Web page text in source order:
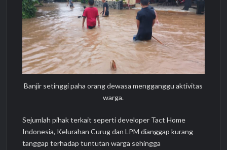
Banjir setinggi paha orang dewasa mengganggu aktivitas
warga.
Sejumlah pihak terkait seperti developer Tact Home
Indonesia, Kelurahan Curug dan LPM dianggap kurang
tanggap terhadap tuntutan warga sehingga